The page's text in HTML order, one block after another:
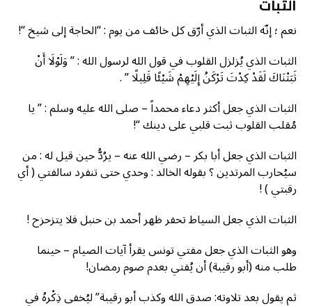
الثبات
نعم ؛ إنّه الثبات الذي أرّق كل خائف من يوم : “الحاجة إلى شيخ “!
الثبات الذي يُزلزل القلوب في قول الله لرسول الله : ” وَلَوْلَا أَنْ
ثَبَتْنَاكَ لَقَدْ كِدْتَ تَرْكَنُ إِلَيْهِمْ شَيْئًا قَلِيلًا ” .
الثبات الذي جعل أكثر دعاء محمداً – صلى الله عليه وسلم : ” يا
مُقلب القلوب ثبت قلبي على دينك “!
الثبات الذي جعل أبا بكر – رضي الله عنه – يرُدُّ حين قيل له : من
سيُحارب المرتدين ؟ بقوله الخالد : وحدي حتى تنفرد سالفتي ( أي
رقبتي ) !
الثبات الذي جعل السياط تحفر ظهر أحمد بن حنبل فلا يتزحزح !
وهو الثبات الذي جعل مفتي تونس يقرأ آيات الصيام – حينما
طلب منه (أبو رقيبة) أن يُفتي بعدم صوم رمضان!
ثم يقول بعد تلاوته: صدق الله وكذب أبو رقيبة” ليُخفى ذِكْرهُ في